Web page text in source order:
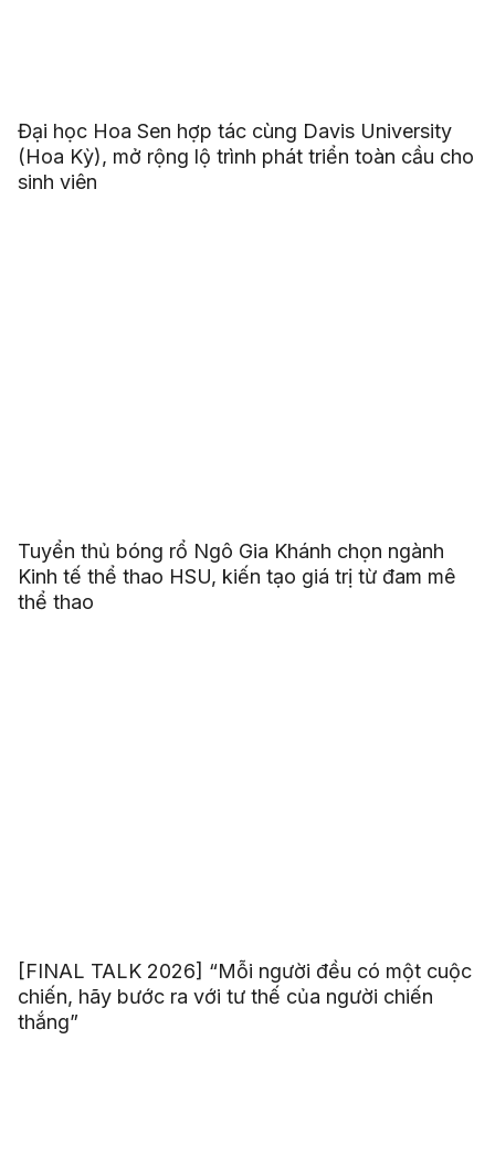
Đại học Hoa Sen hợp tác cùng Davis University
(Hoa Kỳ), mở rộng lộ trình phát triển toàn cầu cho
sinh viên
Tuyển thủ bóng rổ Ngô Gia Khánh chọn ngành
Kinh tế thể thao HSU, kiến tạo giá trị từ đam mê
thể thao
[FINAL TALK 2026] “Mỗi người đều có một cuộc
chiến, hãy bước ra với tư thế của người chiến
thắng”